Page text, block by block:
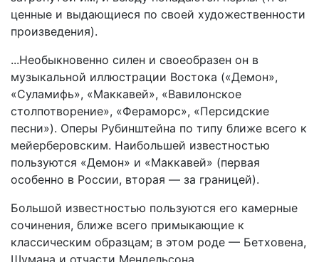
ценные и выдающиеся по своей художественности
произведения).
...Необыкновенно силен и своеобразен он в
музыкальной иллюстрации Востока («Демон»,
«Суламифь», «Маккавей», «Вавилонское
столпотворение», «Фераморс», «Персидские
песни»). Оперы Рубинштейна по типу ближе всего к
мейерберовским. Наибольшей известностью
пользуются «Демон» и «Маккавей» (первая
особенно в России, вторая — за границей).
Большой известностью пользуются его камерные
сочинения, ближе всего примыкающие к
классическим образцам; в этом роде — Бетховена,
Шумана и отчасти Мендельсона.